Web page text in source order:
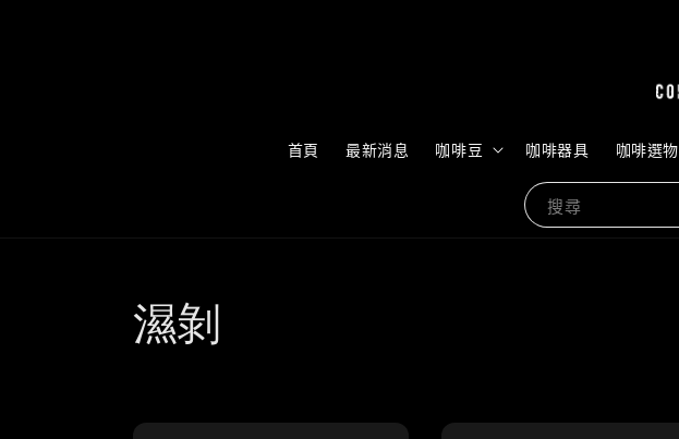
搜尋
首頁 最新消息 咖啡豆 咖啡器具 咖啡選物
濕剝